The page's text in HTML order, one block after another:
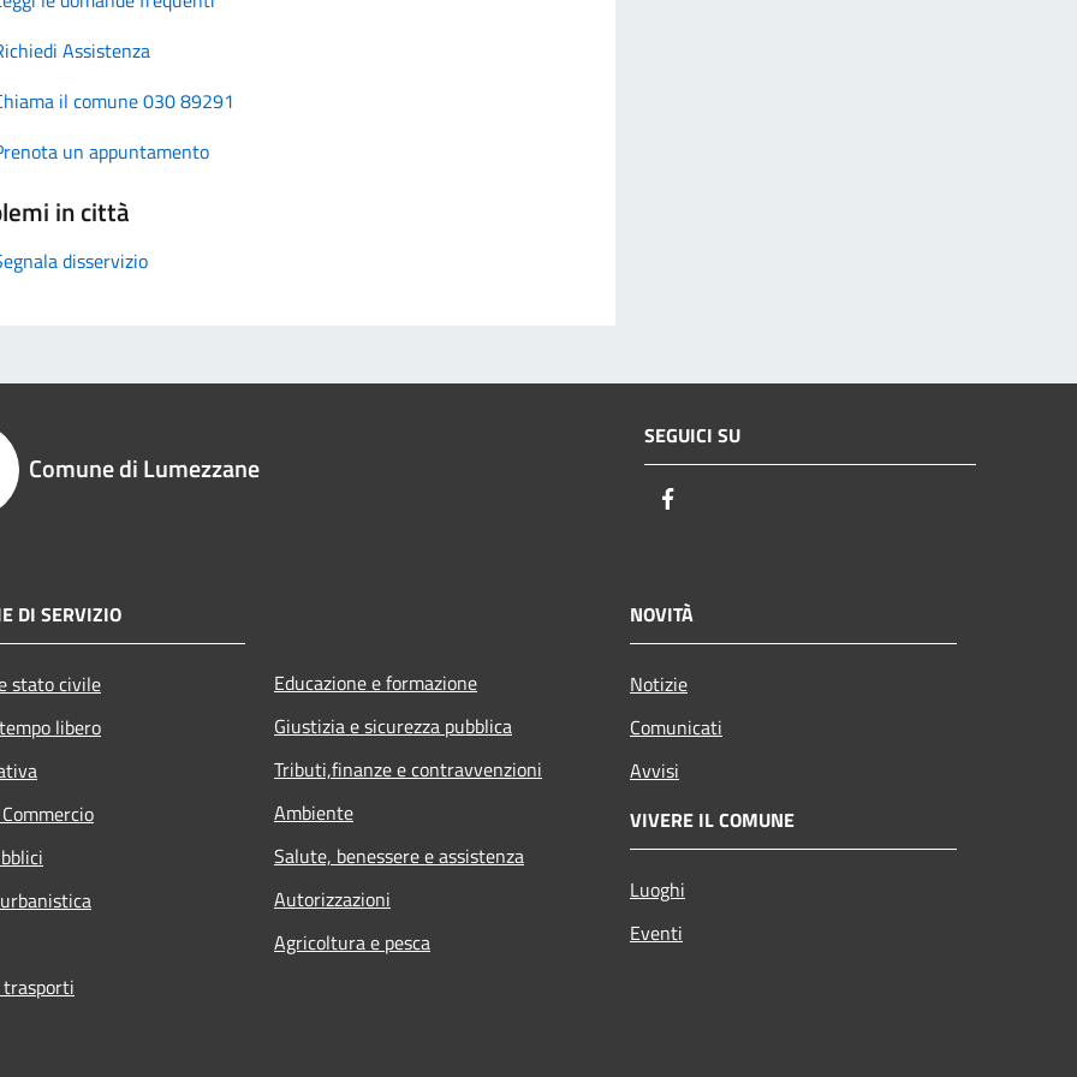
Assistenza
il comune 030 89291
un appuntamento
in città
disservizio
Comune di Lumezzane
SEGUICI SU
DI SERVIZIO
stato civile
libero
Educazione e formazione
Giustizia e sicurezza pubblica
Tributi,finanze e contravvenzioni
Ambiente
Salute, benessere e assistenza
Autorizzazioni
Agricoltura e pesca
NOVITÀ
Notizie
Comunicati
Avvisi
VIVERE IL COMUNE
Luoghi
Eventi